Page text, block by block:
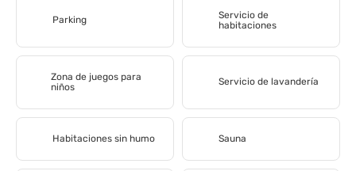
Parking
Servicio de
habitaciones
Zona de juegos para
niños
Servicio de lavandería
Habitaciones sin humo Sauna